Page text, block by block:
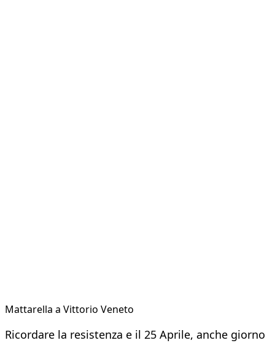
Mattarella a Vittorio Veneto
Ricordare la resistenza e il 25 Aprile, anche giorno